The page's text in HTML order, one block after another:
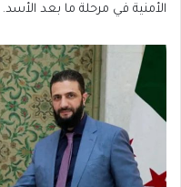
الأمنية في مرحلة ما بعد الأسد.